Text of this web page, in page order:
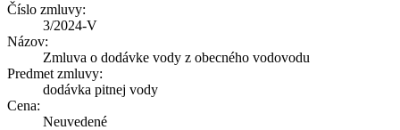
Číslo zmluvy:
3/2024-V
Názov:
Zmluva o dodávke vody z obecného vodovodu
Predmet zmluvy:
dodávka pitnej vody
Cena:
Neuvedené